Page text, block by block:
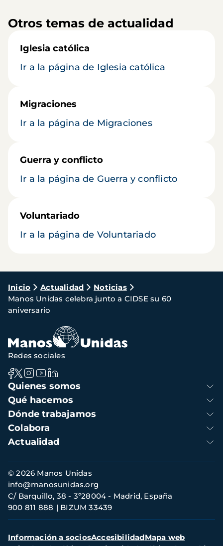
Otros temas de actualidad
Iglesia católica
Ir a la página de Iglesia católica
Migraciones
Ir a la página de Migraciones
Guerra y conflicto
Ir a la página de Guerra y conflicto
Voluntariado
Ir a la página de Voluntariado
Ruta
de
navegación
Inicio Actualidad
Noticias
Manos Unidas celebra junto a CIDSE su 60
aniversario
Navegación
principal
Quienes somos
Qué hacemos
Dónde trabajamos
Colabora
Actualidad
Redes sociales
Información
de
contacto
© 2026 Manos Unidas
C/ Barquillo, 38 - 3º28004 - Madrid, España
900 811 888
BIZUM 33439
info@manosunidas.org
Menú
Información a sociosAccesibilidadMapa web